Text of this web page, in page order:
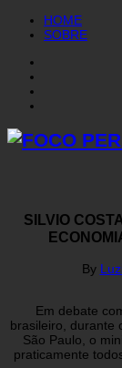
HOME
SOBRE
SILVIO
By
Em debate
brasileiro, durante
São Paulo, o
praticamente